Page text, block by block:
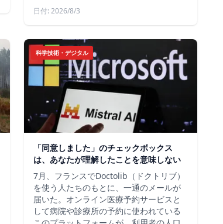
日付: 2026/8/3
科学技術・デジタル
「同意しました」のチェックボックス
は、あなたが理解したことを意味しない
7月、フランスでDoctolib（ドクトリブ）
を使う人たちのもとに、一通のメールが
届いた。オンライン医療予約サービスと
して病院や診療所の予約に使われている